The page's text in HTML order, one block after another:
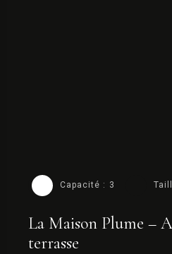
La Maison Plume –
terrasse
Capacité : 3